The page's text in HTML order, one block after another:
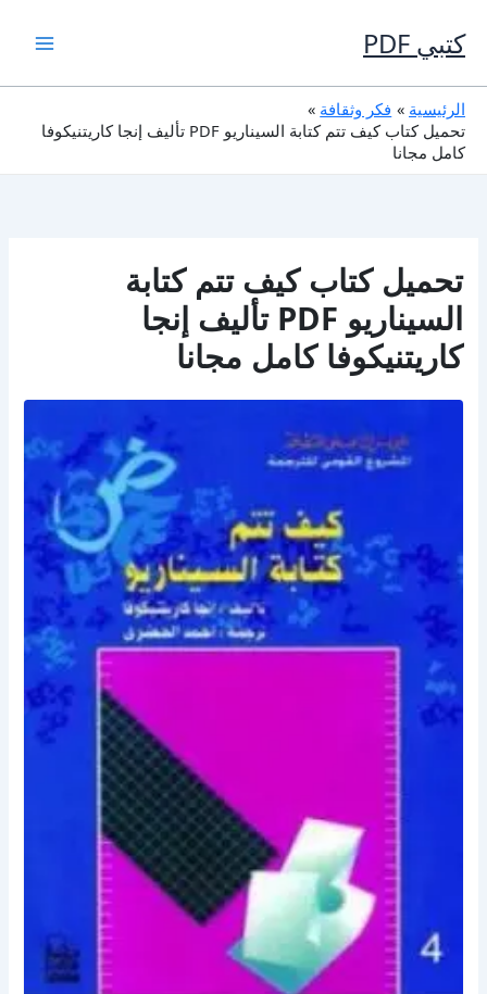
إلى
المحتوى
كتبي PDF
الرئيسية
فكر وثقافة
تحميل كتاب كيف تتم كتابة السيناريو PDF تأليف إنجا كاريتنيكوفا
كامل مجانا
تحميل كتاب كيف تتم كتابة
السيناريو PDF تأليف إنجا
كاريتنيكوفا كامل مجانا